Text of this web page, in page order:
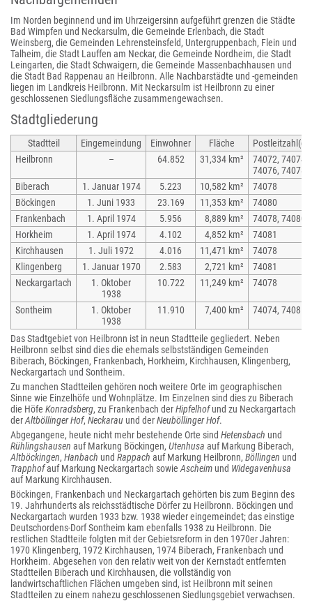
Im Norden beginnend und im Uhrzeigersinn aufgeführt grenzen die Städte
Bad Wimpfen und Neckarsulm, die Gemeinde Erlenbach, die Stadt
Weinsberg, die Gemeinden Lehrensteinsfeld, Untergruppenbach, Flein und
Talheim, die Stadt Lauffen am Neckar, die Gemeinde Nordheim, die Stadt
Leingarten, die Stadt Schwaigern, die Gemeinde Massenbachhausen und
die Stadt Bad Rappenau an Heilbronn. Alle Nachbarstädte und -gemeinden
liegen im Landkreis Heilbronn. Mit Neckarsulm ist Heilbronn zu einer
geschlossenen Siedlungsfläche zusammengewachsen.
Stadtgliederung
Stadtteil Eingemeindung Einwohner Fläche
Heilbronn
– 64.852 31,334 km²
74072, 74074,
74076, 74078
Biberach
1. Januar 1974 5.223 10,582 km²
74078
Böckingen
1. Juni 1933 23.169 11,353 km²
74080
Frankenbach
1. April 1974 5.956 8,889 km²
74078, 74080
Horkheim
1. April 1974 4.102 4,852 km²
74081
Kirchhausen
1. Juli 1972 4.016 11,471 km²
74078
Klingenberg
1. Januar 1970 2.583 2,721 km²
74081
Neckargartach
1. Oktober
1938
10.722 11,249 km² 74078
Sontheim
1. Oktober
1938
11.910 7,400 km² 74074, 74081
Das Stadtgebiet von Heilbronn ist in neun Stadtteile gegliedert. Neben
Heilbronn selbst sind dies die ehemals selbstständigen Gemeinden
Biberach, Böckingen, Frankenbach, Horkheim, Kirchhausen, Klingenberg,
Neckargartach und Sontheim.
Zu manchen Stadtteilen gehören noch weitere Orte im geographischen
Sinne wie Einzelhöfe und Wohnplätze. Im Einzelnen sind dies zu Biberach
die Höfe Konradsberg, zu Frankenbach derHipfelhofund zu Neckargartach
derAltböllinger Hof, Neckarau und derNeuböllinger Hof.
Abgegangene, heute nicht mehr bestehende Orte sind Hetensbach und
Rühlingshausen auf Markung Böckingen, Utenhusa auf Markung Biberach,
Altböckingen, Hanbach und Rappach auf Markung Heilbronn, Böllingen und
Trapphofauf Markung Neckargartach sowie Ascheim und Widegavenhusa
auf Markung Kirchhausen.
Böckingen, Frankenbach und Neckargartach gehörten bis zum Beginn des
19. Jahrhunderts als reichsstädtische Dörfer zu Heilbronn. Böckingen und
Neckargartach wurden 1933 bzw. 1938 wieder eingemeindet; das einstige
Deutschordens-Dorf Sontheim kam ebenfalls 1938 zu Heilbronn. Die
restlichen Stadtteile folgten mit der Gebietsreform in den 1970er Jahren:
1970 Klingenberg, 1972 Kirchhausen, 1974 Biberach, Frankenbach und
Horkheim. Abgesehen von den relativ weit von der Kernstadt entfernten
Stadtteilen Biberach und Kirchhausen, die vollständig von
landwirtschaftlichen Flächen umgeben sind, ist Heilbronn mit seinen
Stadtteilen zu einem nahezu geschlossenen Siedlungsgebiet verwachsen.